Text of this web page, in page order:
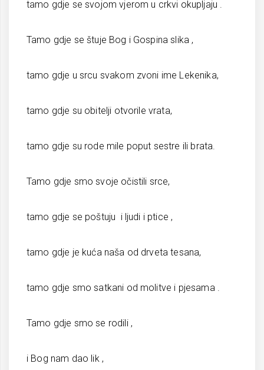
tamo gdje se svojom vjerom u crkvi okupljaju .
Tamo gdje se štuje Bog i Gospina slika ,
tamo gdje u srcu svakom zvoni ime Lekenika,
tamo gdje su obitelji otvorile vrata,
tamo gdje su rode mile poput sestre ili brata.
Tamo gdje smo svoje očistili srce,
tamo gdje se poštuju i ljudi i ptice ,
tamo gdje je kuća naša od drveta tesana,
tamo gdje smo satkani od molitve i pjesama .
Tamo gdje smo se rodili ,
i Bog nam dao lik ,